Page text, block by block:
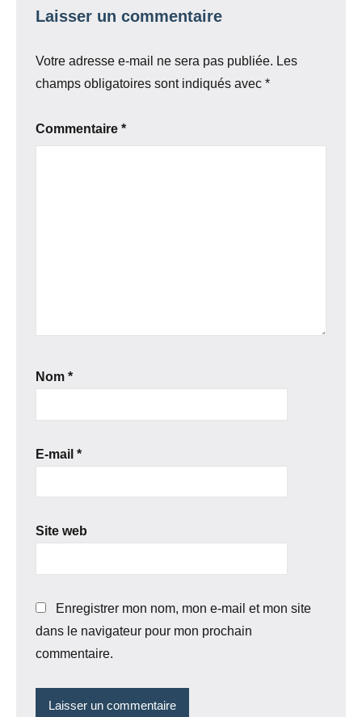
Laisser un commentaire
Votre adresse e-mail ne sera pas publiée. Les
champs obligatoires sont indiqués avec *
Commentaire *
Nom *
E-mail *
Site web
Enregistrer mon nom, mon e-mail et mon site
dans le navigateur pour mon prochain
commentaire.